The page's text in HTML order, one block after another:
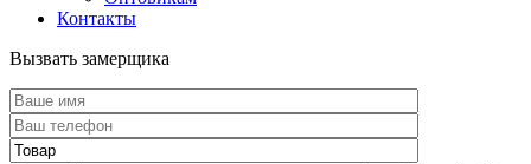
Контакты
Вызвать замерщика